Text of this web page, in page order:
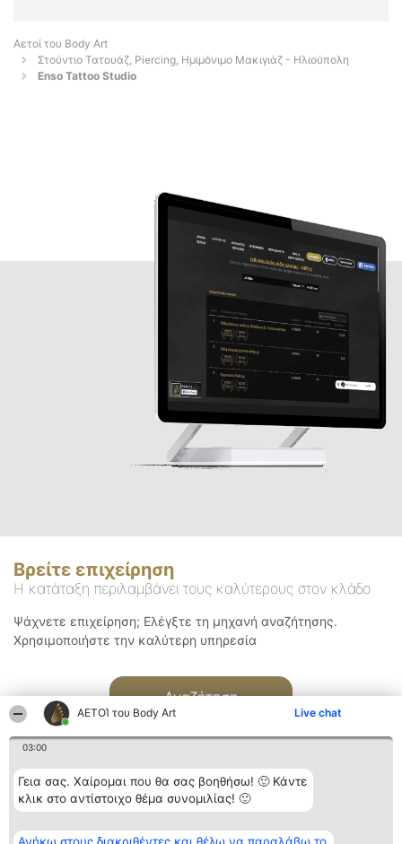
ΑΕΤΟΊ του Body Art Live chat
03:00
Γεια σας. Χαίρομαι που θα σας βοηθήσω! 🙂 Κάντε
κλικ στο αντίστοιχο θέμα συνομιλίας! 🙂
Αετοί του Body Art
Στούντιο Τατουάζ, Piercing, Ημιμόνιμο Μακιγιάζ - Ηλιούπολη
Enso Tattoo Studio
Βρείτε επιχείρηση
Η κατάταξη περιλαμβάνει τους καλύτερους στον κλάδο
Ψάχνετε επιχείρηση; Ελέγξτε τη μηχανή αναζήτησης.
Χρησιμοποιήστε την καλύτερη υπηρεσία
Αναζήτηση
Διοργανωτής της
κατάταξης
Κατάταξη
Διακριθέντες
Επικοινωνία
Επικοινωνία